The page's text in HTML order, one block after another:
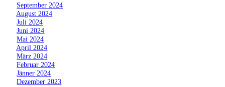
September 2024
August 2024
»Juli 2024
»Juni 2024
»Mai 2024
April 2024
»März 2024
»Februar 2024
»Jänner 2024
»Dezember 2023